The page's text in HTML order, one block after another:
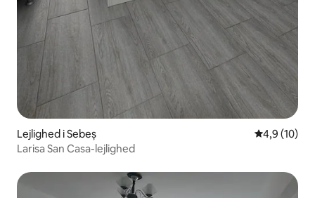
Lejlighed i Sebeș 4,9 ud af 5 i
4,9 (10)
Larisa San Casa-lejlighed